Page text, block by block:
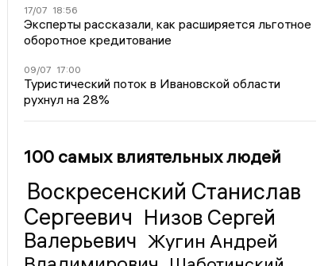
17/07 18:56
Эксперты рассказали, как расширяется льготное
оборотное кредитование
09/07 17:00
Туристический поток в Ивановской области
рухнул на 28%
100 самых влиятельных людей
Воскресенский Станислав
Сергеевич Низов Сергей
Валерьевич Жугин Андрей